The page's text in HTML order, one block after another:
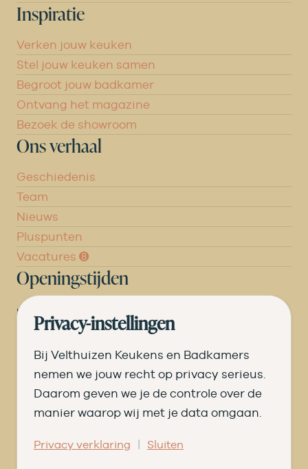
Inspiratie
Verken jouw keuken
Stel jouw keuken samen
Begroot jouw badkamer
Ontvang het magazine
Bezoek de showroom
Ons verhaal
Geschiedenis
Team
Nieuws
Pluspunten
Vacatures ➑
Openingstijden
DI 09.00 tot 17.30
09.00 tot 17.30
09.00 tot 20.00
Privacy-instellingen
Bij Velthuizen Keukens en Badkamers
nemen we jouw recht op privacy serieus.
Daarom geven we je de controle over de
manier waarop wij met je data omgaan.
Privacy verklaring | Sluiten